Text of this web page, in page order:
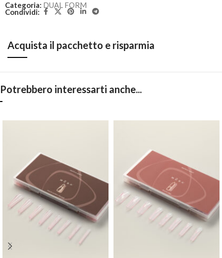
Categoria: DUAL FORM
Condividi:
Acquista il pacchetto e risparmia
Potrebbero interessarti anche...